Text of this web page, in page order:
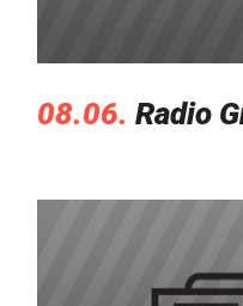
08.06. Radio